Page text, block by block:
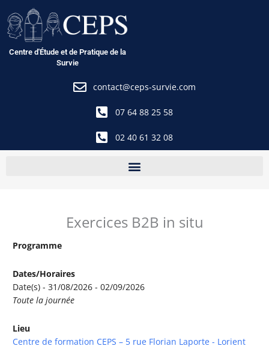
au
contenu
Centre d'Étude et de Pratique de la
Survie
contact@ceps-survie.com
07 64 88 25 58
02 40 61 32 08
Exercices B2B in situ
Programme
Dates/Horaires
Date(s) - 31/08/2026 - 02/09/2026
Toute la journée
Lieu
Centre de formation CEPS – 5 rue Florian Laporte - Lorient